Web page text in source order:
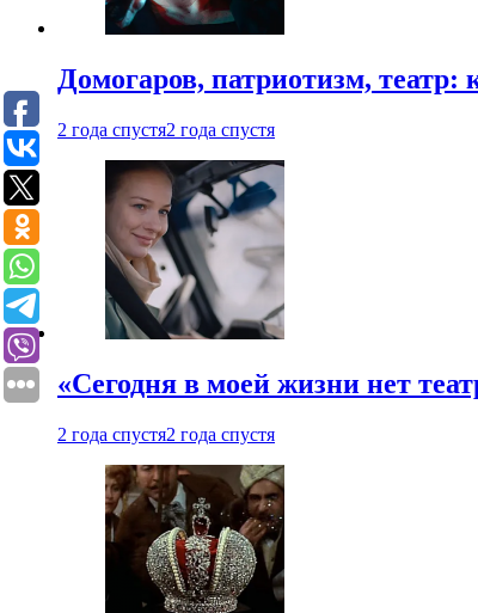
Домогаров, патриотизм,
2 года спустя2 года спустя
«Сегодня в моей жизни нет
2 года спустя2 года спустя